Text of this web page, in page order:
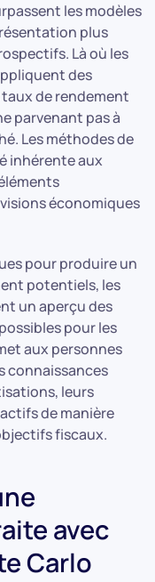
les modèles
plus
Là où les
des
de rendement
parvenant pas à
Les méthodes de
inhérente aux
économiques
pour produire un
potentiels, les
un aperçu des
pour les
aux personnes
connaissances
leurs
de manière
fiscaux.
avec
Carlo